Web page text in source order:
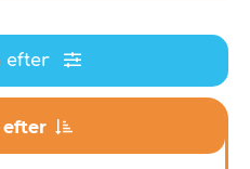
efter
efter